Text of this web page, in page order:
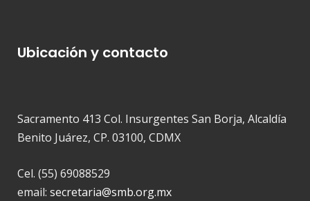
Ubicación y contacto
Sacramento 413 Col. Insurgentes San Borja, Alcaldía
Benito Juárez, CP. 03100, CDMX
Cel. (55) 69088529
email: secretaria@smb.org.mx